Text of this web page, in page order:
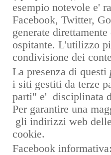
esempio notevole e'
Facebook, Twitter,
generate
ospitante. L'utilizzo
condivisione dei
La presenza di questi
i siti gestiti da terze
parti" e' disciplinata
Per garantire una
gli indirizzi web
cookie.
Facebook